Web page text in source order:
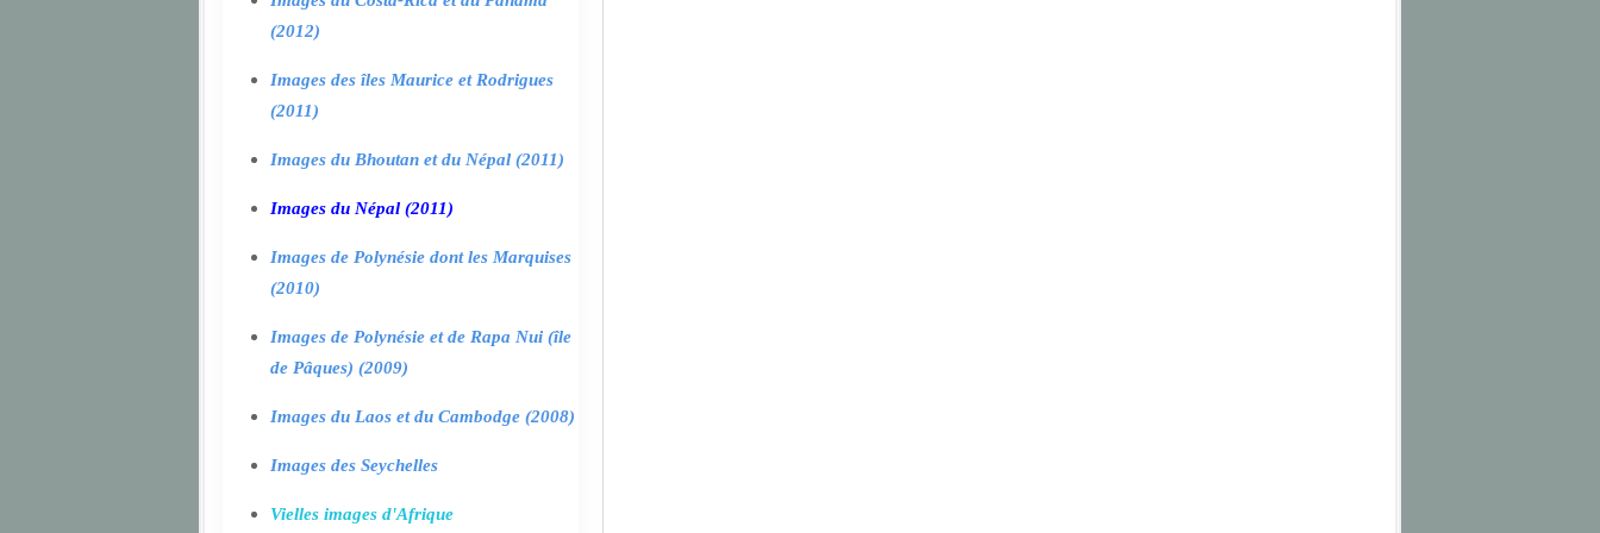
(2012)
Images des îles Maurice et Rodrigues
(2011)
Images du Bhoutan et du Népal (2011)
Images du Népal (2011)
Images de Polynésie dont les Marquises
(2010)
Images de Polynésie et de Rapa Nui (île
de Pâques) (2009)
Images du Laos et du Cambodge (2008)
Images des Seychelles
Vielles images d'Afrique